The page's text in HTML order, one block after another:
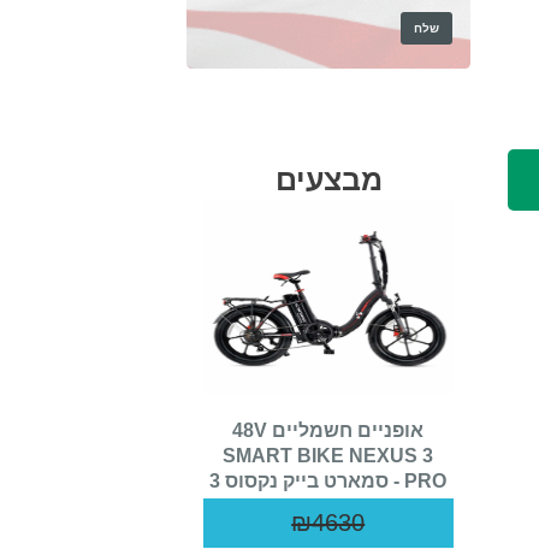
מבצעים
אופניים חשמליים 48V
SMART BIKE NEXUS 3
PRO - סמארט בייק נקסוס 3
₪4630